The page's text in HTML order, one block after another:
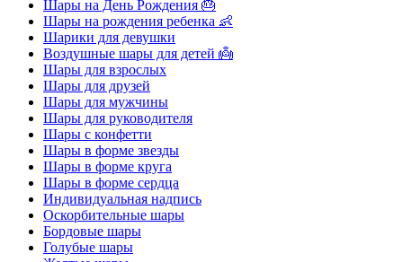
Шары на День Рождения 🎂
Шары на рождения ребенка 👶
Шарики для девушки
Воздушные шары для детей 👼
Шары для взрослых
Шары для друзей
Шары для мужчины
Шары для руководителя
Шары с конфетти
Шары в форме звезды
Шары в форме круга
Шары в форме сердца
Индивидуальная надпись
Оскорбительные шары
Бордовые шары
Голубые шары